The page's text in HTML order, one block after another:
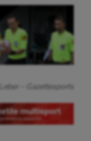
– Gazettesports